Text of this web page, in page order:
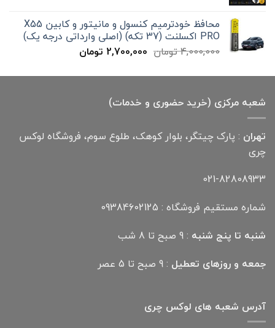
بود.
199,000 تومان
است. محافظ خودترمیم کنسول و مانیتور و کابین X55
PRO اکسلنت (37 تکه) (اصلی وارداتی درجه یک)
4,000,000تومان قیمت
4,000,000 تومان
2,700,000 تومانقیمت
2,700,000 تومان
شعبه مرکزی (خرید حضوری و خدمات)
تهران : پارک چیتگر، بلوار کوهک، طلوع سوم، فروشگاه لوکس
چری
021-82808933
شماره مستقیم فروشگاه : 09384602125
شنبه تا پنج شنبه : 9 صبح تا 8 شب
جمعه و روزهای تعطیل : 9 صبح تا 5 عصر
آدرس شعبه های لوکس چری